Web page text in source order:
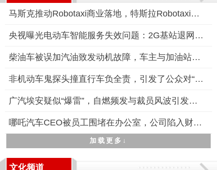
马斯克推动Robotaxi商业落地，特斯拉Robotaxi服务即将启动
央视曝光电动车智能服务失效问题：2G基站退网，智能服务需付费升
柴油车被误加汽油致发动机故障，车主与加油站陷入责任认定僵局
非机动车鬼探头撞直行车负全责，引发了公众对“鬼探头”事故责任
广汽埃安疑似“爆雷”，自燃频发与裁员风波引发市场担忧
哪吒汽车CEO被员工围堵在办公室，公司陷入财务与舆论双重危机
加载更多↓
文化频道